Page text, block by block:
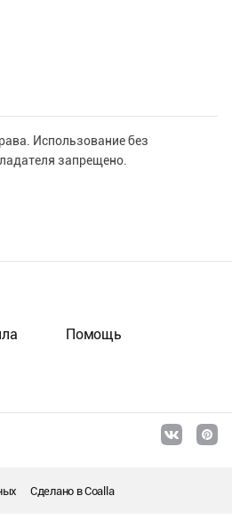
Использование без
запрещено.
Помощь
Сделано вCoalla